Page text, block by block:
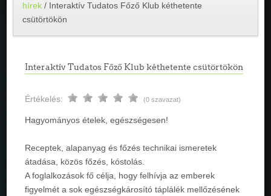
hírek / Interaktív Tudatos Főző Klub kéthetente
csütörtökön
Interaktív Tudatos Főző Klub kéthetente csütörtökön
Értékelés: (0 szavazat)
Hagyományos ételek, egészségesen!
Receptek, alapanyag és főzés technikai ismeretek
átadása, közös főzés, kóstolás.
A foglalkozások fő célja, hogy felhívja az emberek
figyelmét a sok egészségkárosító táplálék mellőzésének